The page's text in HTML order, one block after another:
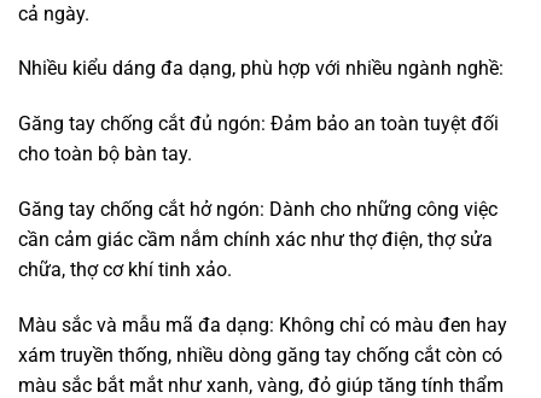
cả ngày.
Nhiều kiểu dáng đa dạng, phù hợp với nhiều ngành nghề:
Găng tay chống cắt đủ ngón: Đảm bảo an toàn tuyệt đối
cho toàn bộ bàn tay.
Găng tay chống cắt hở ngón: Dành cho những công việc
cần cảm giác cầm nắm chính xác như thợ điện, thợ sửa
chữa, thợ cơ khí tinh xảo.
Màu sắc và mẫu mã đa dạng: Không chỉ có màu đen hay
xám truyền thống, nhiều dòng găng tay chống cắt còn có
màu sắc bắt mắt như xanh, vàng, đỏ giúp tăng tính thẩm